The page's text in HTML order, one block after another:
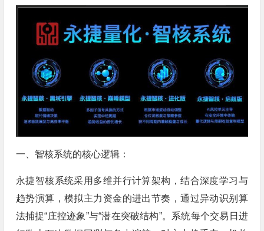
一、智核系统的核心逻辑：
永捷智核系统采用多维并行计算架构，结合深度学习与
趋势演算，模拟主力资金的进出节奏，通过异动识别算
法捕捉“庄控迹象”与“潜在突破结构”。系统每个交易日进